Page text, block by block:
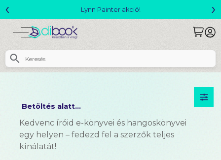
Lynn Painter akció! Megjelent! L.
‹ ›
Betöltés alatt...
Kedvenc íróid e-könyvei és hangoskönyvei
egy helyen – fedezd fel a szerzők teljes
kínálatát!